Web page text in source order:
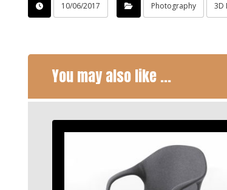
10/06/2017 Photography 3D
You may also like ...